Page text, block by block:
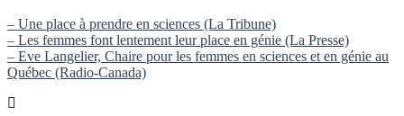
– Une place à prendre en sciences (La Tribune)
– Les femmes font lentement leur place en génie (La Presse)
– Eve Langelier, Chaire pour les femmes en sciences et en génie au
Québec (Radio-Canada)